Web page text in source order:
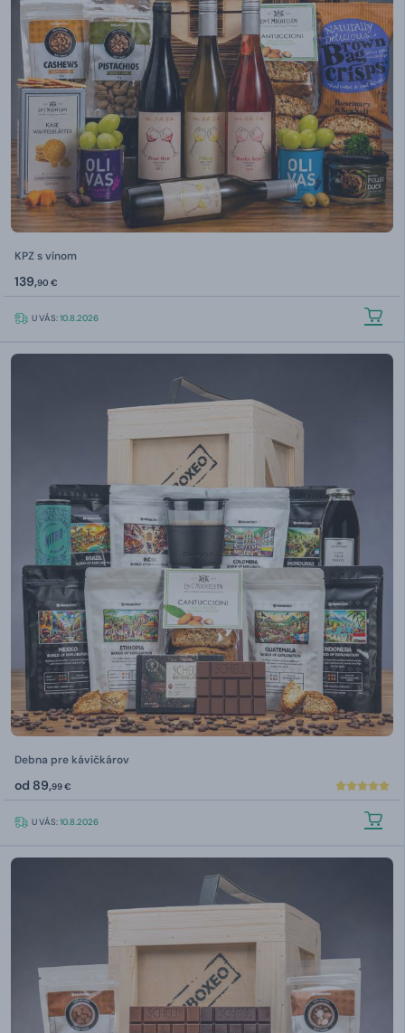
KPZ s vínom
139,90 €
U VÁS:10.8.2026
Debna pre kávičkárov
od 89,99 €
U VÁS:10.8.2026